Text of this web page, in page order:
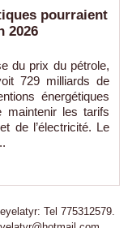
pourraient
2026
du prix du pétrole,
729 milliards de
énergétiques
maintenir les tarifs
de l’électricité. Le
Tel 775312579.